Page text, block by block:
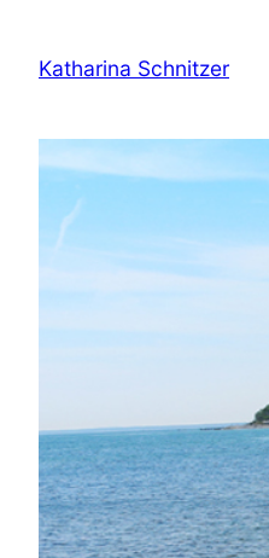
springenKatharina Schnitzer